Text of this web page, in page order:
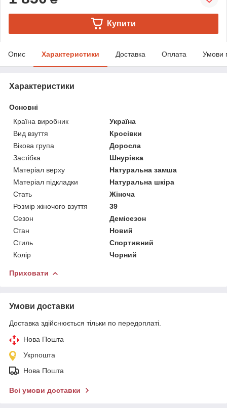
Купити
Опис Характеристики Доставка Оплата Умови
Характеристики
Основні
Країна виробник
Україна
Вид взуття
Кросівки
Вікова група
Доросла
Застібка
Шнурівка
Матеріал верху
Натуральна замша
Матеріал підкладки
Натуральна шкіра
Стать
Жіноча
Розмір жіночого взуття
39
Сезон
Демісезон
Стан
Новий
Стиль
Спортивний
Колір
Чорний
Приховати
Умови доставки
Доставка здійснюється тільки по передоплаті.
Нова Пошта
Укрпошта
Нова Пошта
Всі умови доставки